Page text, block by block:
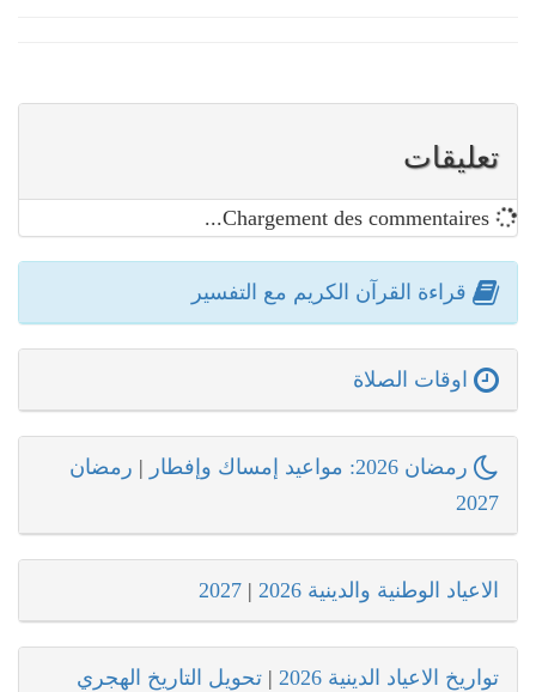
تعليقات
قراءة القرآن الكريم مع التفسير
اوقات الصلاة
رمضان 2026: مواعيد إمساك وإفطار | رمضان
2027
الاعياد الوطنية والدينية 2026 |
2027
تواريخ الاعياد الدينية 2026 | تحويل التاريخ الهجري